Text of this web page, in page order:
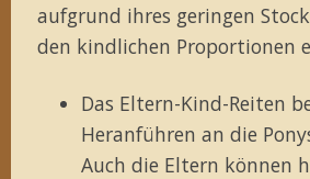
aufgrund ihres geringen
den kindlichen Proportionen
Das Eltern-Kind-Reiten
Heranführen an die
Auch die Eltern können